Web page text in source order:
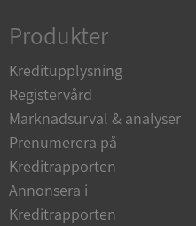
Produkter
Kreditupplysning
Registervård
Marknadsurval & analyser
Prenumerera på
Kreditrapporten
Annonsera i
Kreditrapporten
_GRECAPTCHA
ASP.NET_SessionId